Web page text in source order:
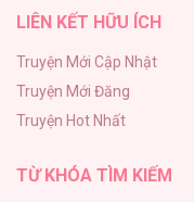
Ảo Mộng tình yêu
Con Tim Rung
47
LIÊN KẾT HỮU ÍCH
Truyện Mới Cập Nhật
Truyện Mới Đăng
Truyện Hot Nhất
TỪ KHÓA TÌM KIẾM